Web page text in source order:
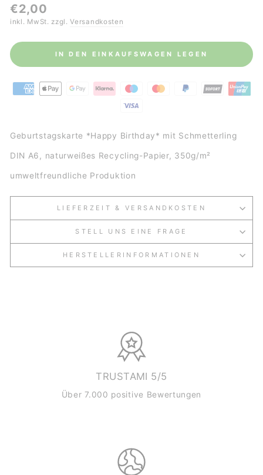
Normaler
Preis
€2,00
inkl. MwSt. zzgl.Versandkosten
IN DEN EINKAUFSWAGEN LEGEN
Geburtstagskarte *Happy Birthday* mit Schmetterling
DIN A6, naturweißes Recycling-Papier, 350g/m²
umweltfreundliche Produktion
LIEFERZEIT & VERSANDKOSTEN
STELL UNS EINE FRAGE
HERSTELLERINFORMATIONEN
TRUSTAMI 5/5
Über 7.000 positive Bewertungen